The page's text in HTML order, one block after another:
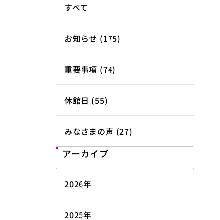
すべて
お知らせ (175)
重要事項 (74)
休館日 (55)
みなさまの声 (27)
アーカイブ
2026年
2025年